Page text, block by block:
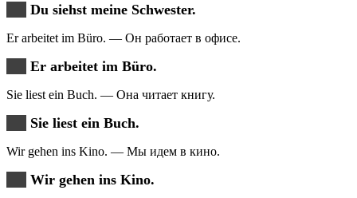
Du siehst meine Schwester.
Er arbeitet im Büro. — Он работает в офисе.
Er arbeitet im Büro.
Sie liest ein Buch. — Она читает книгу.
Sie liest ein Buch.
Wir gehen ins Kino. — Мы идем в кино.
Wir gehen ins Kino.